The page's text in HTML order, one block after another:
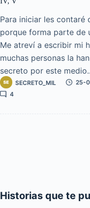
Para iniciar les contaré
porque forma parte de
Me atreví a escribir mi
muchas personas la
secreto por este
SECRETO_MIL 25-
4
Historias que te